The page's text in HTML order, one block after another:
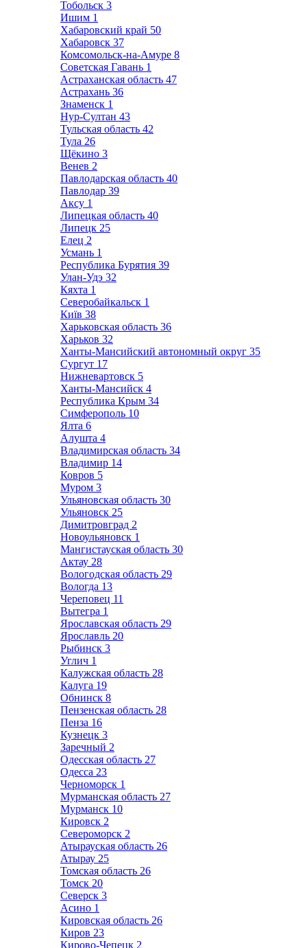
Тобольск 3
Ишим 1
Хабаровский край 50
Хабаровск 37
Комсомольск-на-Амуре 8
Советская Гавань 1
Астраханская область 47
Астрахань 36
Знаменск 1
Нур-Султан 43
Тульская область 42
Тула 26
Щёкино 3
Венев 2
Павлодарская область 40
Павлодар 39
Аксу 1
Липецкая область 40
Липецк 25
Елец 2
Усмань 1
Республика Бурятия 39
Улан-Удэ 32
Кяхта 1
Северобайкальск 1
Київ 38
Харьковская область 36
Харьков 32
Ханты-Мансийский автономный округ 35
Сургут 17
Нижневартовск 5
Ханты-Мансийск 4
Республика Крым 34
Симферополь 10
Ялта 6
Алушта 4
Владимирская область 34
Владимир 14
Ковров 5
Муром 3
Ульяновская область 30
Ульяновск 25
Димитровград 2
Новоульяновск 1
Мангистауская область 30
Актау 28
Вологодская область 29
Вологда 13
Череповец 11
Вытегра 1
Ярославская область 29
Ярославль 20
Рыбинск 3
Углич 1
Калужская область 28
Калуга 19
Обнинск 8
Пензенская область 28
Пенза 16
Кузнецк 3
Заречный 2
Одесская область 27
Одесса 23
Черноморск 1
Мурманская область 27
Мурманск 10
Кировск 2
Североморск 2
Атырауская область 26
Атырау 25
Томская область 26
Томск 20
Северск 3
Асино 1
Кировская область 26
Киров 23
Кирово-Чепецк 2